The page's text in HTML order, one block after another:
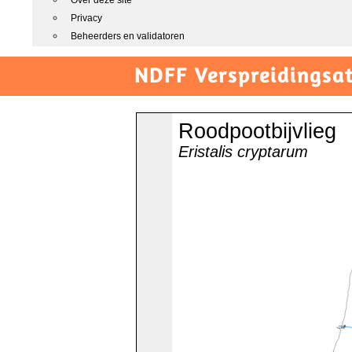
Privacy
Beheerders en validatoren
NDFF